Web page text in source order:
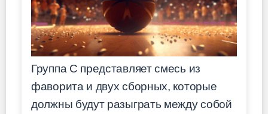
Группа C представляет смесь из
фаворита и двух сборных, которые
должны будут разыграть между собой